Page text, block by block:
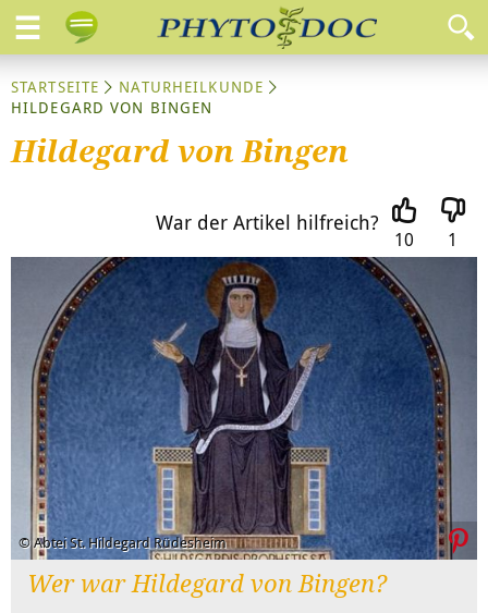
STARTSEITE
NATURHEILKUNDE
HILDEGARD VON BINGEN
Hildegard von Bingen
War der Artikel hilfreich?
10 1
© Abtei St. Hildegard Rüdesheim
Wer war Hildegard von Bingen?